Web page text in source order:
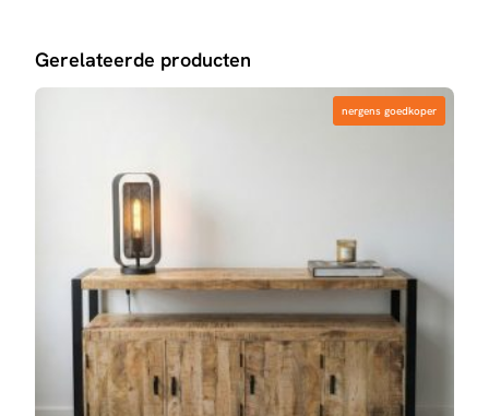
Gerelateerde producten
nergens goedkoper
nergens goedkoper